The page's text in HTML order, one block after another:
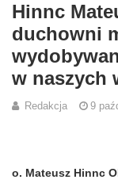
Hinnc
duchowni
w naszych
Redakcja 9
o. Mateusz Hinnc